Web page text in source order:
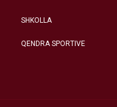
SHKOLLA
QENDRA SPORTIVE